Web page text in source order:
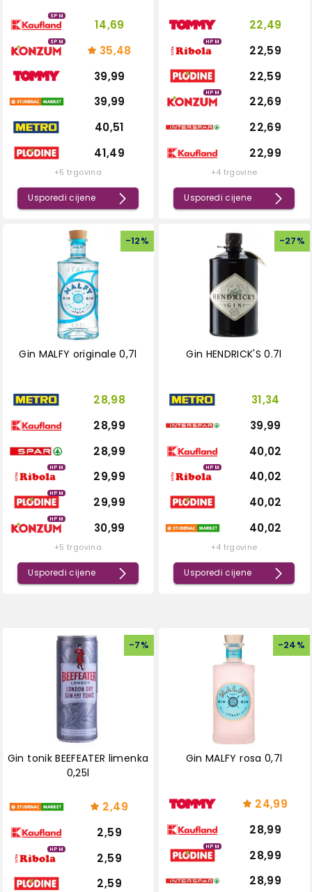
SPM
14,69
SPM
35,48
39,99
39,99
40,51
41,49
+5 trgovina
Usporedi cijene
22,49
HPM
22,59
22,59
HPM
22,69
22,69
22,99
+4 trgovine
Usporedi cijene
-12%
Gin MALFY originale 0,7l
28,98
28,99
28,99
HPM
29,99
HPM
29,99
HPM
30,99
+5 trgovina
Usporedi cijene
-27%
Gin HENDRICK'S 0.7l
31,34
39,99
40,02
HPM
40,02
40,02
40,02
+4 trgovine
Usporedi cijene
-7%
Gin tonik BEEFEATER limenka
0,25l
2,49
2,59
HPM
2,59
2,59
-24%
Gin MALFY rosa 0,7l
24,99
28,99
HPM
28,99
28,99